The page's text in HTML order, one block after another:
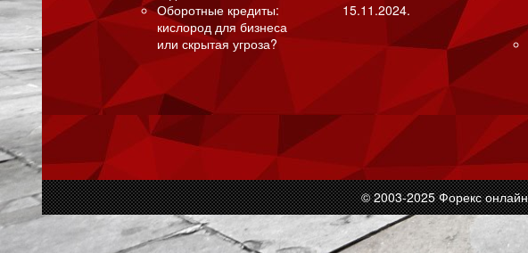
Оборотные кредиты:
кислород для бизнеса
или скрытая угроза?
15.11.2024.
© 2003-2025 Форекс